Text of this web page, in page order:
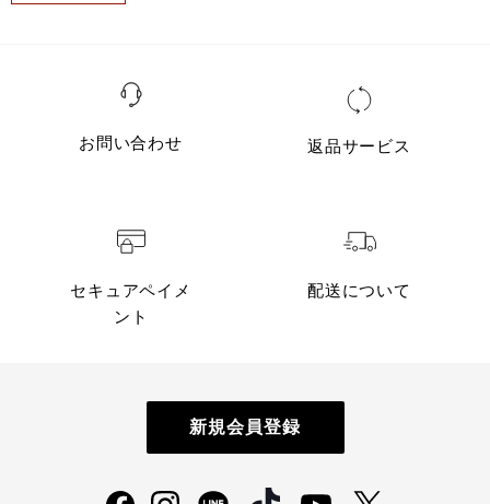
お問い合わせ 返品サービス
セキュアペイメ
ント
配送について
新規会員登録